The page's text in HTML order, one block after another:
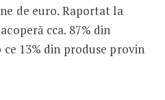
de euro. Raportat la
cca. 87% din
13% din produse provin